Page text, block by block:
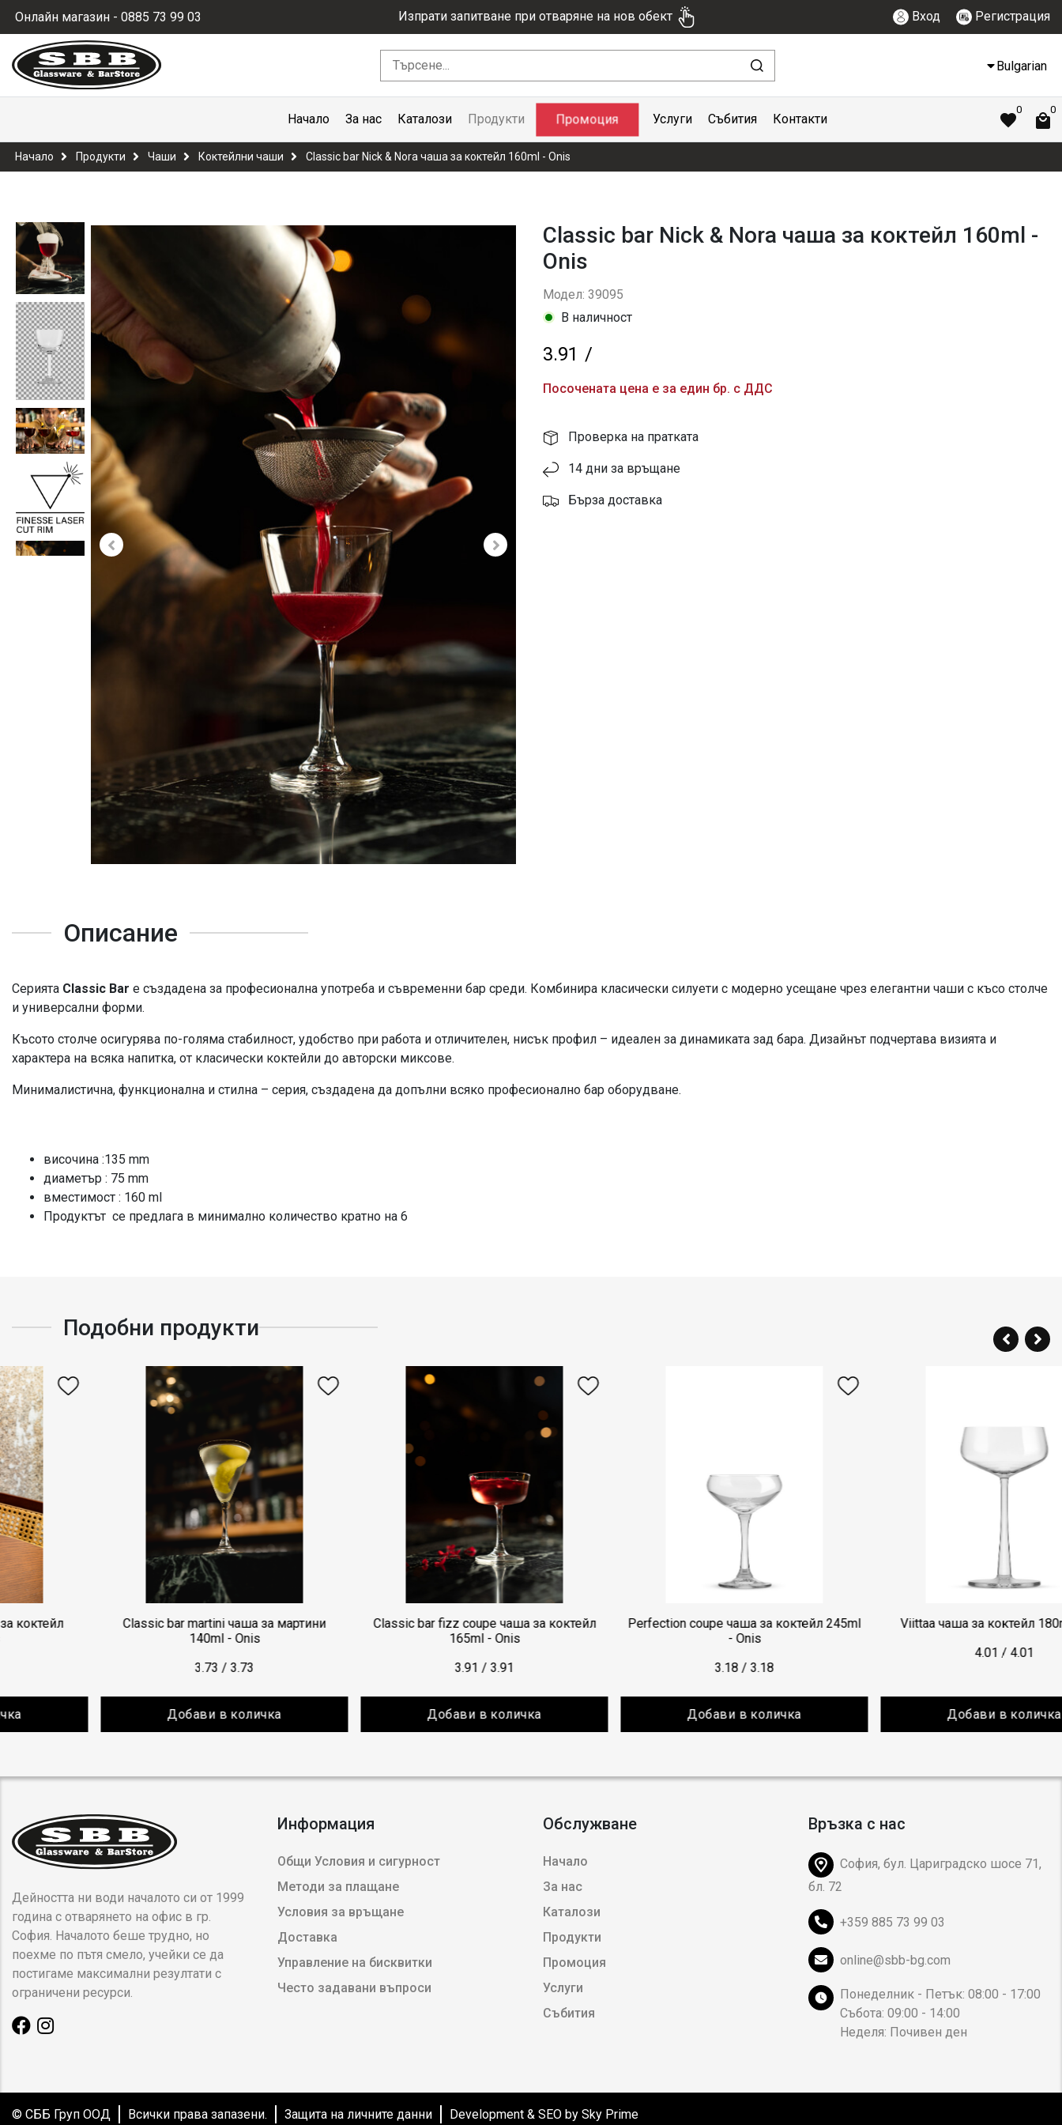
Онлайн магазин - 0885 73 99 03 Изпрати запитване при отваряне на нов обект Вход Регистрация
Bulgarian
Начало За нас Каталози Продукти Промоция Услуги Събития Контакти
0 0
Начало Продукти Чаши Коктейлни чаши Classic bar Nick & Nora чаша за коктейл 160ml - Onis
Classic bar Nick & Nora чаша за коктейл 160ml -
Onis
Модел: 39095
В наличност
/
3.91
Посочената цена е за един бр. с ДДС
Проверка на пратката
14 дни за връщане
Бърза доставка
Описание
Серията Classic Bar е създадена за професионална употреба и съвременни бар среди. Комбинира класически силуети с модерно усещане чрез елегантни чаши с късо столче
и универсални форми.
Късото столче осигурява по-голяма стабилност, удобство при работа и отличителен, нисък профил – идеален за динамиката зад бара. Дизайнът подчертава визията и
характера на всяка напитка, от класически коктейли до авторски миксове.
Минималистична, функционална и стилна – серия, създадена да допълни всяко професионално бар оборудване.
височина :135 mm
диаметър : 75 mm
вместимост : 160 ml
Продуктът се предлага в минимално количество кратно на 6
Подобни продукти
Classic bar martini чаша за мартини
Добави в количка
Classic bar fizz coupe чаша за коктейл
Добави в количка
Perfection coupe чаша за коктейл 245ml
Добави в количка
Viittaa чаша за коктейл 180ml - Onis
Добави в количка
Дейността ни води началото си от 1999
година с отварянето на офис в гр.
София. Началото беше трудно, но
поехме по пътя смело, учейки се да
постигаме максимални резултати с
ограничени ресурси.
Информация
Общи Условия и сигурност
Методи за плащане
Условия за връщане
Доставка
Управление на бисквитки
Често задавани въпроси
Обслужване
Начало
За нас
Каталози
Продукти
Промоция
Услуги
Събития
Връзка с нас
София, бул. Цариградско шосе 71,
бл. 72
+359 885 73 99 03
online@sbb-bg.com
Понеделник - Петък: 08:00 - 17:00
Събота: 09:00 - 14:00
Неделя: Почивен ден
© СББ Груп ООД Всички права запазени. Защита на личните данни Development & SEO by Sky Prime